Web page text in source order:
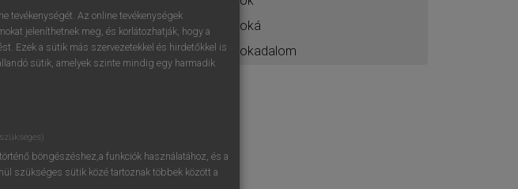
soká
sokadalom
tevékenységét. Az online tevékenységek
jeleníthetnek meg, és korlátozhatják, hogy a
Ezek a sütik más szervezetekkel és hirdetőkkel is
sütik, amelyek szinte mindig egy harmadik
böngészéshez,a funkciók használatához, és a
szükséges sütik közé tartoznak többek között a